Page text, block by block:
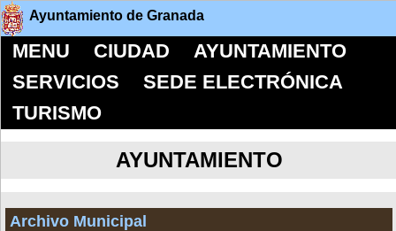
Ayuntamiento de Granada
MENU CIUDAD
AYUNTAMIENTO
SERVICIOS
SEDE ELECTRÓNICA
TURISMO
AYUNTAMIENTO
Archivo Municipal